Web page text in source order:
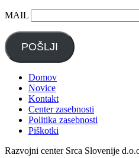
MAIL
POŠLJI
Domov
Novice
Kontakt
Center zasebnosti
Politika zasebnosti
Piškotki
Razvojni center Srca Slovenije